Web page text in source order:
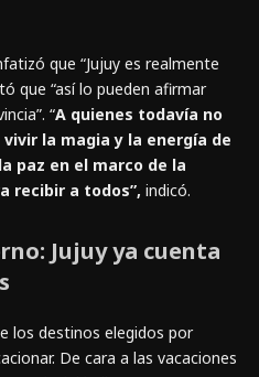
que “Jujuy es realmente
que “así lo pueden afirmar
“A quienes todavía no
la magia y la energía de
paz en el marco de la
recibir a todos”, indicó.
Jujuy ya cuenta
los destinos elegidos por
De cara a las vacaciones